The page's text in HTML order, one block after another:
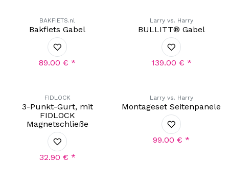
BAKFIETS.nl
Bakfiets Gabel
89.00 € *
Larry vs. Harry
BULLITT® Gabel
139.00 € *
Exklusiv!FIDLOCK
3-Punkt-Gurt, mit
FIDLOCK
Magnetschließe
32.90 € *
Larry vs. Harry
Montageset Seitenpanele
99.00 € *